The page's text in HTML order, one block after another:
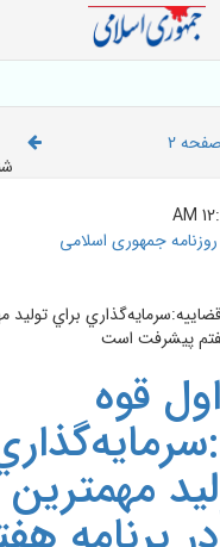
صفحه 2
روزنامه جمهوری اسلامی
قوه
مهمترين